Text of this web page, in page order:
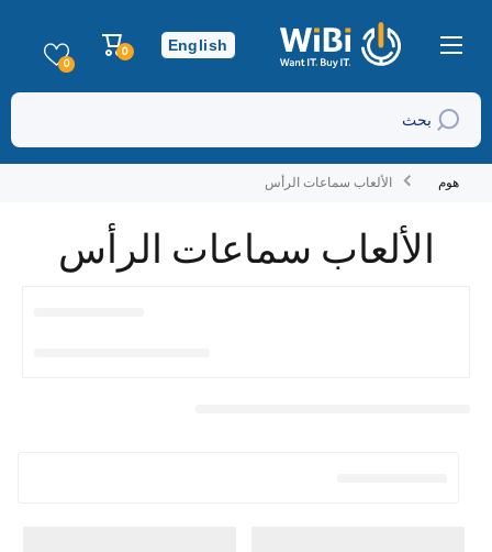
تخطي إلى المحتوى
English
عربة
التسوق
0
عناصر
0
بحث
هوم الألعاب سماعات الرأس
الألعاب سماعات الرأس